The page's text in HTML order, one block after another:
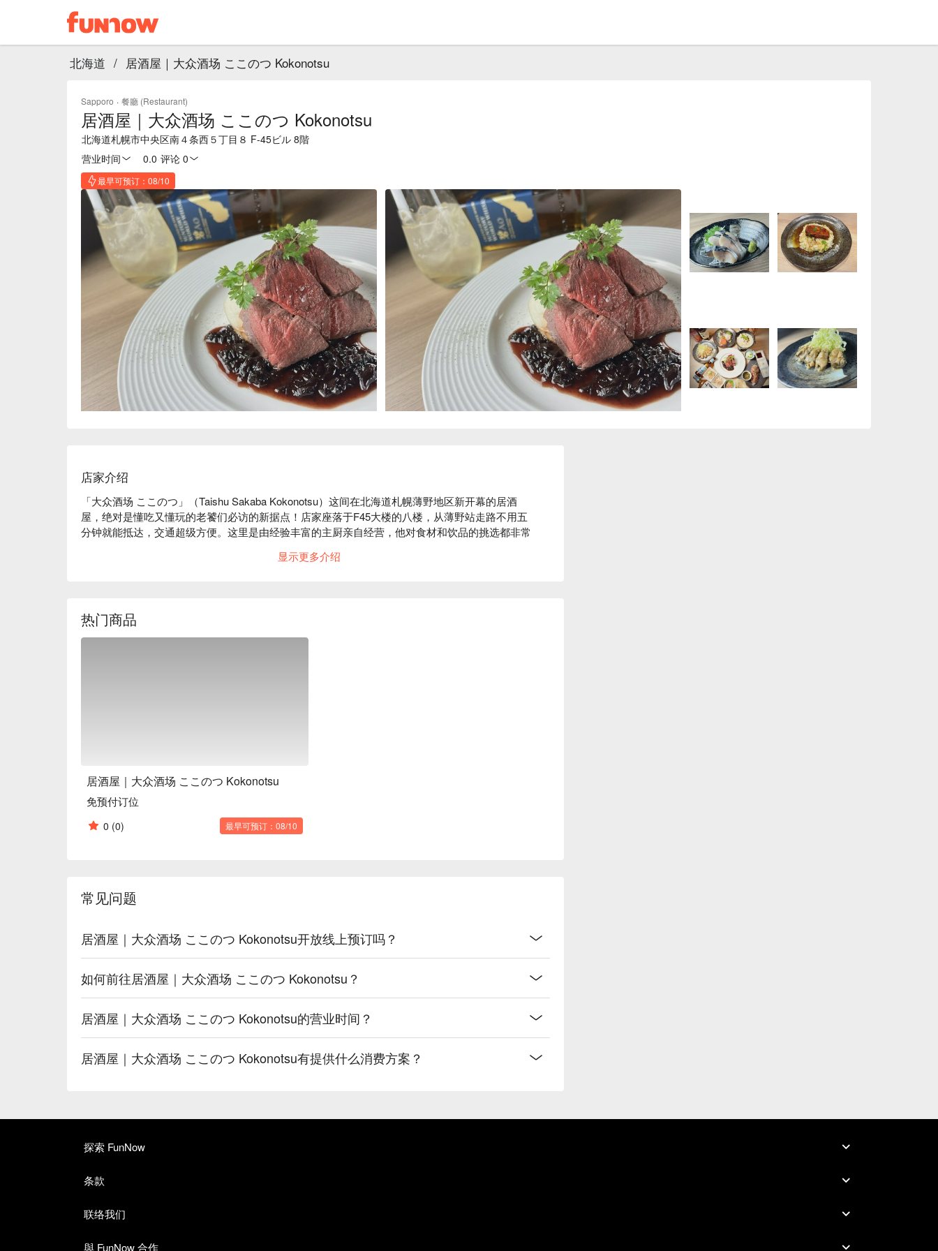
北海道 / 居酒屋｜大众酒场 ここのつ Kokonotsu
Sapporo · 餐廳 (Restaurant)
居酒屋｜大众酒场 ここのつ Kokonotsu
北海道札幌市中央区南４条西５丁目８ F-45ビル 8階
营业时间
0.0 评论 0
最早可预订：08/10
店家介绍
「大众酒场 ここのつ」（Taishu Sakaba Kokonotsu）这间在北海道札幌薄野地区新开幕的居酒
屋，绝对是懂吃又懂玩的老饕们必访的新据点！店家座落于F45大楼的八楼，从薄野站走路不用五
分钟就能抵达，交通超级方便。这里是由经验丰富的主厨亲自经营，他对食材和饮品的挑选都非常
氛围，让每次光临的客人都想再来。主厨的私房招牌菜「烤虾夷鹿大腿肉」更是来这里绝对不能错
多汁，风味独特，绝对是店内必点的招牌菜。
创意小钵料理：主厨精心设计的各式特色小点，每一道都充满巧思，不只卖相好，口味也超乎期
【更多推荐】
想在札幌的夜晚找个地方放松一下？ 「大众酒场 ここのつ」绝对是你的好选择！它交通无敌方
便，就在薄野站旁，走路几分钟就到。这里不只适合跟朋友小酌谈心，温馨的氛围也很适合一个人
来享受美食美酒，感受最道地的日式居酒屋风情，就像去朋友家作客一样自在！赶快打开FunNow
预订「大众酒场 ここのつ」的座位，免排队、免打电话，轻松省下宝贵的旅游时间，北海道之旅马
显示更多介绍
热门商品
居酒屋｜大众酒场 ここのつ Kokonotsu
免预付订位
0 (0) 最早可预订：08/10
常见问题
居酒屋｜大众酒场 ここのつ Kokonotsu开放线上预订吗？
如何前往居酒屋｜大众酒场 ここのつ Kokonotsu？
居酒屋｜大众酒场 ここのつ Kokonotsu的营业时间？
居酒屋｜大众酒场 ここのつ Kokonotsu有提供什么消费方案？
探索 FunNow
条款
联络我们
與 FunNow 合作